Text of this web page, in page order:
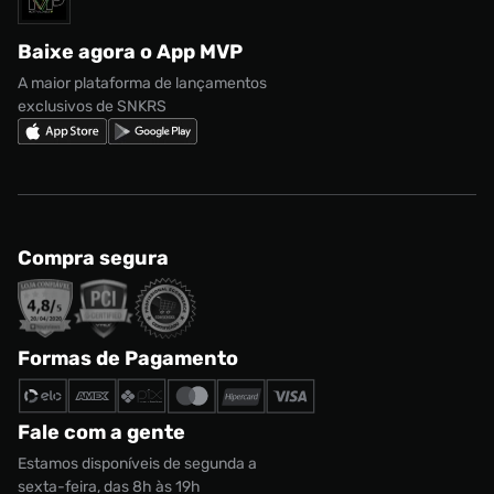
CONTINUAR COMPRANDO
ADICIONAR AO CARRINHO
Nike Shox
Regulamento CRM/ CASHBACK
Regulamento Cupom
Baixe agora o App MVP
A maior plataforma de lançamentos
exclusivos de SNKRS
Compra segura
Formas de Pagamento
Fale com a gente
Estamos disponíveis de segunda a
sexta-feira, das 8h às 19h